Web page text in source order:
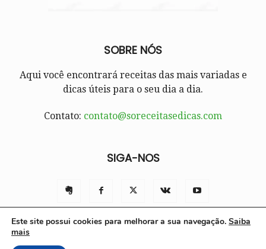
SOBRE NÓS
Aqui você encontrará receitas das mais variadas e
dicas úteis para o seu dia a dia.
Contato: contato@soreceitasedicas.com
SIGA-NOS
Este site possui cookies para melhorar a sua navegação. Saiba
mais